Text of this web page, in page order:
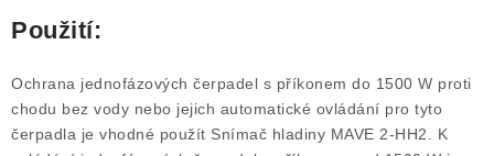
Způsob dopravy
O nás
GDPR Poptávka
Použití:
Ochrana jednofázových čerpadel s příkonem do 1500 W proti
chodu bez vody nebo jejich automatické ovládání pro tyto
čerpadla je vhodné použít Snímač hladiny MAVE 2-HH2. K